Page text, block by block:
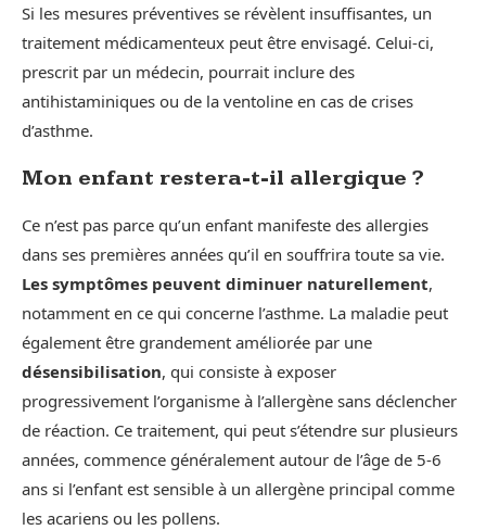
Si les mesures préventives se révèlent insuffisantes, un
traitement médicamenteux peut être envisagé. Celui-ci,
prescrit par un médecin, pourrait inclure des
antihistaminiques ou de la ventoline en cas de crises
d’asthme.
Mon enfant restera-t-il allergique ?
Ce n’est pas parce qu’un enfant manifeste des allergies
dans ses premières années qu’il en souffrira toute sa vie.
Les symptômes peuvent diminuer naturellement,
notamment en ce qui concerne l’asthme. La maladie peut
également être grandement améliorée par une
désensibilisation, qui consiste à exposer
progressivement l’organisme à l’allergène sans déclencher
de réaction. Ce traitement, qui peut s’étendre sur plusieurs
années, commence généralement autour de l’âge de 5-6
ans si l’enfant est sensible à un allergène principal comme
les acariens ou les pollens.